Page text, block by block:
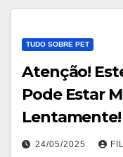
TUDO SOBRE PET
Atenção!
Pode Estar
Lentamente!
24/05/2025